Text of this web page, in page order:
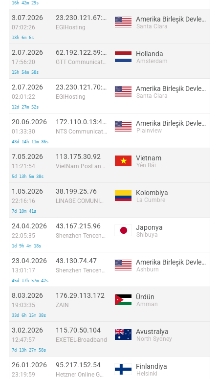
16h 42m 29s
3.07.2026
07:02:26
13h 6m 6s
23.230.121.67:30994
EGIHosting
Amerika Birleşik Devletleri
Santa Clara
2.07.2026
17:56:20
15h 54m 58s
62.192.122.59:38746
GTT Communications Inc.
Hollanda
Amsterdam
2.07.2026
02:01:22
12d 27m 52s
23.230.121.70:58816
EGIHosting
Amerika Birleşik Devletleri
Santa Clara
20.06.2026
01:33:30
43d 14h 11m 36s
172.110.0.13:40271
NTS Communications, LLC
Amerika Birleşik Devletleri
Plainview
7.05.2026
11:21:54
5d 13h 5m 38s
113.175.30.92
VietNam Post and Telecom Corporation
Vietnam
Yên Bái
1.05.2026
22:16:16
7d 10m 41s
38.199.25.76
LINAGE COMUNICACIONES SAS
Kolombiya
La Cumbre
24.04.2026
22:05:35
1d 9h 4m 18s
43.167.215.96
Shenzhen Tencent Computer Systems Company Limited
Japonya
Shibuya
23.04.2026
13:01:17
45d 17h 57m 42s
43.130.74.47
Shenzhen Tencent Computer Systems Company Limited
Amerika Birleşik Devletleri
Ashburn
8.03.2026
19:03:35
33d 6h 15m 38s
176.29.113.172
ZAIN
Ürdün
Amman
3.02.2026
12:47:57
7d 13h 27m 58s
115.70.50.104
EXETEL-Broadband
Avustralya
North Sydney
26.01.2026
23:19:59
95.217.152.54
Hetzner Online GmbH
Finlandiya
Helsinki